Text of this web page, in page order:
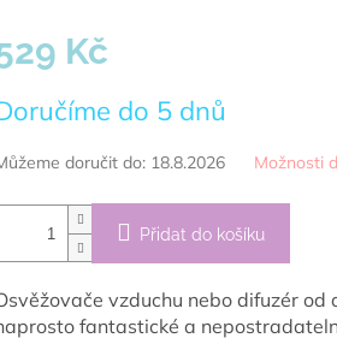
Kč
do 5 dnů
doručit do: 18.8.2026 Možnosti
Přidat do košíku
vzduchu nebo difuzér od
fantastické a